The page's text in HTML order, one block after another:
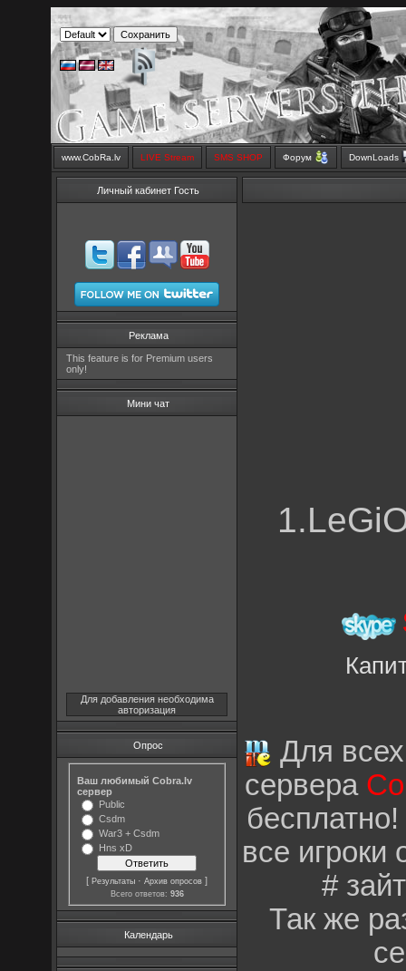
www.CobRa.lv LIVE Stream SMS SHOP Форум DownLoads
Личный кабинет Гость
Реклама
This feature is for Premium users
only!
Мини чат
Для добавления необходима
авторизация
Опрос
Ваш любимый Cobra.lv
сервер
Public
Csdm
War3 + Csdm
Hns xD
[Результаты ·Архив опросов ]
Всего ответов: 936
Календарь
Для
сервера
все
#
Так же